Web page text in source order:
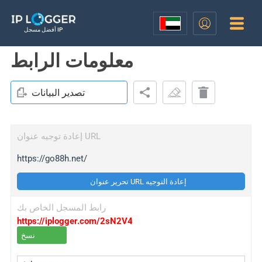
أفضل مسجل IP
معلومات الرابط
تصدير البيانات
إعادة توجيه عنوان URL
https://go88h.net/
تحرير عنوان URL إعادة التوجيه
رابط المسجل الخاص بك
https://iplogger.com/2sN2V4
نسخ